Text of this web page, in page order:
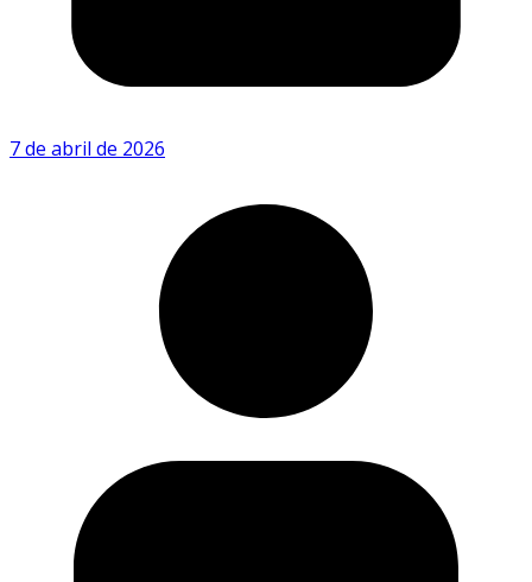
7 de abril de 2026